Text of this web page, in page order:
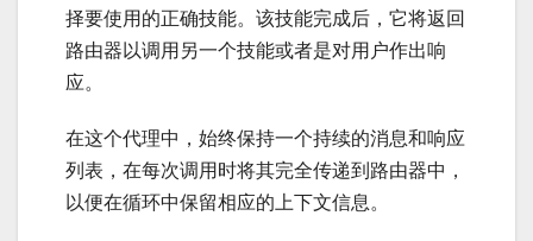
择要使用的正确技能。该技能完成后，它将返回
路由器以调用另一个技能或者是对用户作出响
应。
在这个代理中，始终保持一个持续的消息和响应
列表，在每次调用时将其完全传递到路由器中，
以便在循环中保留相应的上下文信息。